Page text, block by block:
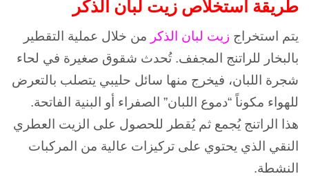
طريقة استخلاص زيت لبان الذكر
يتم استخراج زيت لبان الذكر من خلال عملية التقطير
بالبخار للراتنج المجفف. تُحدث شقوق صغيرة في لحاء
شجرة اللبان، فيخرج منها سائل حليبي يتصلب بالتعرض
للهواء مكوناً “دموع اللبان” الصفراء أو البنية الفاتحة.
هذا الراتنج يُجمع ثم يُقطر للحصول على الزيت العطري
النقي الذي يحتوي على تركيزات عالية من المركبات
النشطة.